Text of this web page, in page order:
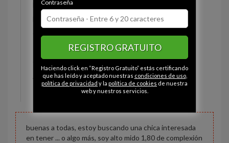
Estado civil:
Fumador/a: Sí
Castaño
Constitución: Delgado
Altura: 180 cm
buenas a todas, estoy buscando una chica interesada
en tener ... o algo más, soy alto mido 1,80 de complexión
Contraseña
REGISTRO GRATUITO
Haciendo click en “Registro Gratuito” estás certificando
que has leído y aceptado nuestras condiciones de uso,
política de privacidad y la política de cookies de nuestra
web y nuestros servicios.